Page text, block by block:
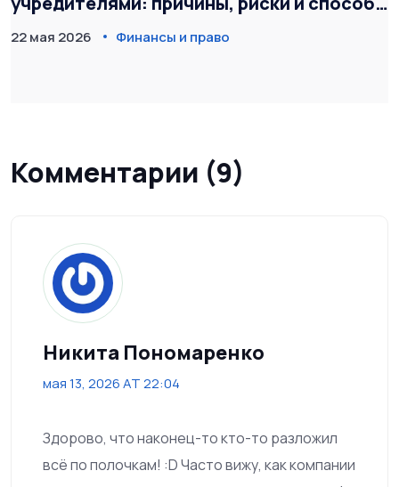
разрешения
22 мая 2026 Финансы и право
Комментарии (9)
Никита Пономаренко
мая 13, 2026 AT 22:04
Здорово, что наконец-то кто-то разложил
всё по полочкам! :D Часто вижу, как компании